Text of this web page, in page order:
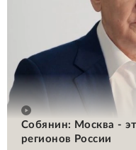
Собянин: Москва -
регионов России